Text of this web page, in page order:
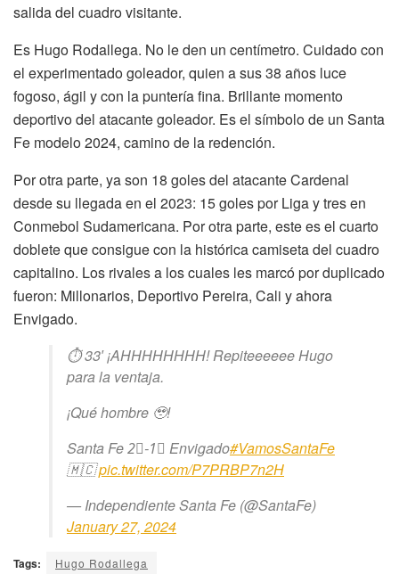
salida del cuadro visitante.
Es Hugo Rodallega. No le den un centímetro. Cuidado con
el experimentado goleador, quien a sus 38 años luce
fogoso, ágil y con la puntería fina. Brillante momento
deportivo del atacante goleador. Es el símbolo de un Santa
Fe modelo 2024, camino de la redención.
Por otra parte, ya son 18 goles del atacante Cardenal
desde su llegada en el 2023: 15 goles por Liga y tres en
Conmebol Sudamericana. Por otra parte, este es el cuarto
doblete que consigue con la histórica camiseta del cuadro
capitalino. Los rivales a los cuales les marcó por duplicado
fueron: Millonarios, Deportivo Pereira, Cali y ahora
Envigado.
⏱ 33′ ¡AHHHHHHHH! Repiteeeeee Hugo
para la ventaja.
¡Qué hombre 🥹!
Santa Fe 2⃣-1⃣ Envigado#VamosSantaFe
🇲🇨pic.twitter.com/P7PRBP7n2H
— Independiente Santa Fe (@SantaFe)
January 27, 2024
Tags: Hugo Rodallega